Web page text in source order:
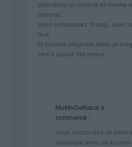
attendons un contrat en bonne
concret.
Vous connaissez Trump, avec
tout.
Et comme éléphant dans un
on n’a jamais fait mieux.
MoMoDeRabat a
commenté :
Vous confondez un
classique avec un